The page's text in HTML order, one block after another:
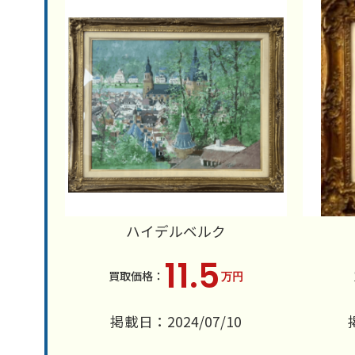
ハイデルベルク
11.5 万円
掲載日：2024/07/10